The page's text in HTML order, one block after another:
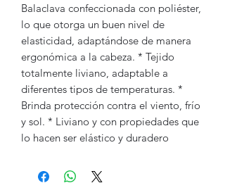
Balaclava confeccionada con poliéster,
lo que otorga un buen nivel de
elasticidad, adaptándose de manera
ergonómica a la cabeza. * Tejido
totalmente liviano, adaptable a
diferentes tipos de temperaturas. *
Brinda protección contra el viento, frío
y sol. * Liviano y con propiedades que
lo hacen ser elástico y duradero